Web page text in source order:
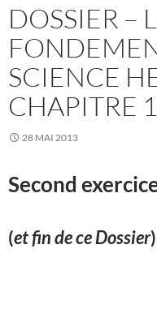
DOSSIER –
SCIENCE
CHAPITRE
28 MAI 2013
Second
(et fin de ce Dossier)